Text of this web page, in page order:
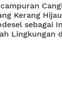
Kerang
sebagai
Lingkungan